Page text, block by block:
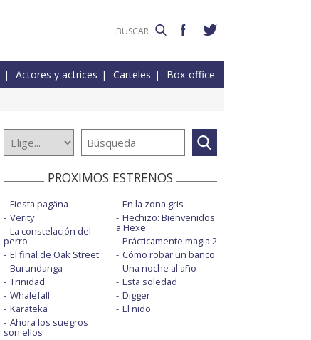
Actores y actrices Carteles Box-office
PROXIMOS ESTRENOS
Fiesta pagäna
Verity
La constelación del
perro
El final de Oak Street
Burundanga
Trinidad
Whalefall
Karateka
Ahora los suegros
son ellos
En la zona gris
Hechizo: Bienvenidos
a Hexe
Prácticamente magia 2
Cómo robar un banco
Una noche al año
Esta soledad
Digger
El nido